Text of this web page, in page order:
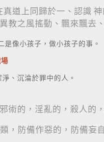
道上同歸於一、認識
教之風搖動、飄來飄去
像小孩子，做小孩子的事。
、沉淪於罪中的人。
術的，淫亂的，殺人的
，防備作惡的，防備妄